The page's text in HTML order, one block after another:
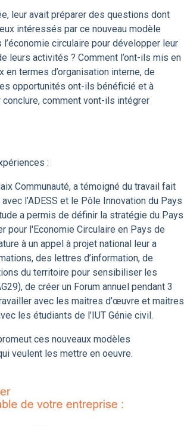
leur avait préparer des questions dont
intéressés par ce nouveau modèle
circulaire pour développer leur
leurs activités ? Comment l’ont-ils mis en
termes d’organisation interne, de
opportunités ont-ils bénéficié et à
comment vont-ils intégrer
:
Communauté, a témoigné du travail fait
l’ADESS et le Pôle Innovation du Pays
a permis de définir la stratégie du Pays
pour l'Economie Circulaire en Pays de
à un appel à projet national leur a
des lettres d’information, de
du territoire pour sensibiliser les
de créer un Forum annuel pendant 3
avec les maitres d’œuvre et maitres
les étudiants de l’IUT Génie civil.
ces nouveaux modèles
veulent les mettre en oeuvre.